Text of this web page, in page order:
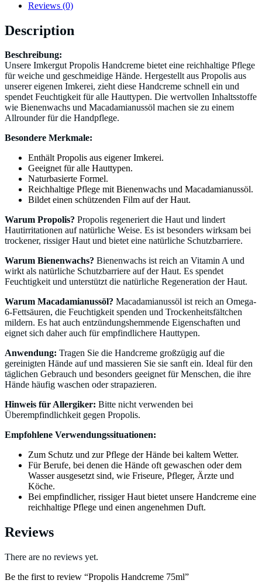
Reviews (0)
Description
Beschreibung:
Unsere Imkergut Propolis Handcreme bietet eine reichhaltige Pflege
für weiche und geschmeidige Hände. Hergestellt aus Propolis aus
unserer eigenen Imkerei, zieht diese Handcreme schnell ein und
spendet Feuchtigkeit für alle Hauttypen. Die wertvollen Inhaltsstoffe
wie Bienenwachs und Macadamianussöl machen sie zu einem
Allrounder für die Handpflege.
Besondere Merkmale:
Enthält Propolis aus eigener Imkerei.
Geeignet für alle Hauttypen.
Naturbasierte Formel.
Reichhaltige Pflege mit Bienenwachs und Macadamianussöl.
Bildet einen schützenden Film auf der Haut.
Warum Propolis? Propolis regeneriert die Haut und lindert
Hautirritationen auf natürliche Weise. Es ist besonders wirksam bei
trockener, rissiger Haut und bietet eine natürliche Schutzbarriere.
Warum Bienenwachs? Bienenwachs ist reich an Vitamin A und
wirkt als natürliche Schutzbarriere auf der Haut. Es spendet
Feuchtigkeit und unterstützt die natürliche Regeneration der Haut.
Warum Macadamianussöl? Macadamianussöl ist reich an Omega-
6-Fettsäuren, die Feuchtigkeit spenden und Trockenheitsfältchen
mildern. Es hat auch entzündungshemmende Eigenschaften und
eignet sich daher auch für empfindlichere Hauttypen.
Anwendung: Tragen Sie die Handcreme großzügig auf die
gereinigten Hände auf und massieren Sie sie sanft ein. Ideal für den
täglichen Gebrauch und besonders geeignet für Menschen, die ihre
Hände häufig waschen oder strapazieren.
Hinweis für Allergiker: Bitte nicht verwenden bei
Überempfindlichkeit gegen Propolis.
Empfohlene Verwendungssituationen:
Zum Schutz und zur Pflege der Hände bei kaltem Wetter.
Für Berufe, bei denen die Hände oft gewaschen oder dem
Wasser ausgesetzt sind, wie Friseure, Pfleger, Ärzte und
Köche.
Bei empfindlicher, rissiger Haut bietet unsere Handcreme eine
reichhaltige Pflege und einen angenehmen Duft.
Reviews
There are no reviews yet.
Be the first to review “Propolis Handcreme 75ml”